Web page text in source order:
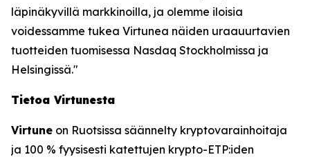
läpinäkyvillä markkinoilla, ja olemme iloisia
voidessamme tukea Virtunea näiden uraauurtavien
tuotteiden tuomisessa Nasdaq Stockholmissa ja
Helsingissä."
Tietoa Virtunesta
Virtune on Ruotsissa säännelty kryptovarainhoitaja
ja 100 % fyysisesti katettujen krypto-ETP:iden